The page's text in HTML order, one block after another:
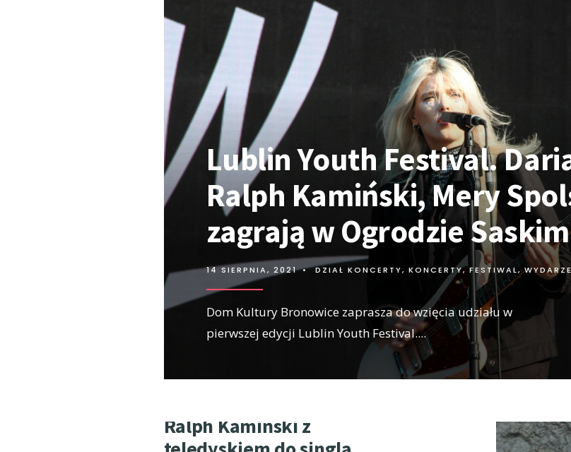
Lublin Youth Festival.
Ralph Kamiński, Mery
zagrają w Ogrodzie Saskim
14 SIERPNIA, 2021 • DZIAŁ KONCERTY, KONCERTY, FESTIWAL,
Dom Kultury Bronowice zaprasza do wzięcia udziału w
pierwszej edycji Lublin Youth Festival....
Ralph Kamiński z